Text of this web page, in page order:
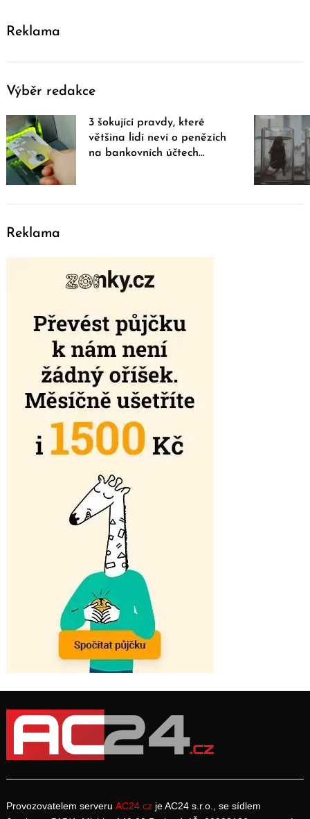
Reklama
Výběr redakce
3 šokující pravdy, které
většina lidí neví o penězích
na bankovních účtech…
Reklama
Provozovatelem serveru AC24.cz je AC24 s.r.o., se sídlem